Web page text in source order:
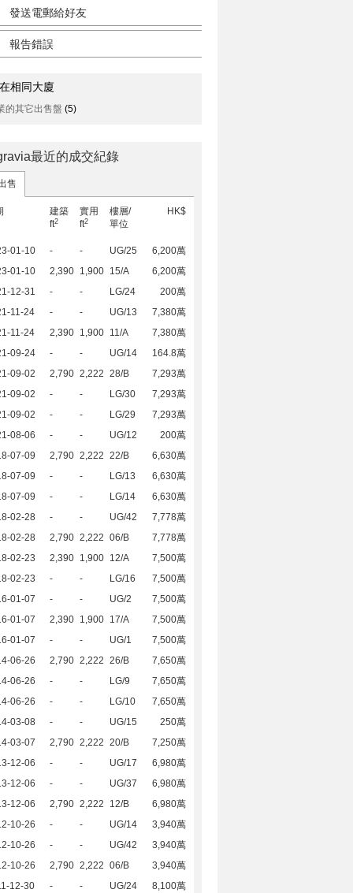
發送電郵給好友
報告錯誤
相同大廈
的其它出售盤 (5)
最近的成交紀錄
售
建築
ft2
實用
ft2
樓層/
單位
HK$
01-10 - - UG/25
6,200萬
01-10
2,390 1,900 15/A
6,200萬
12-31
- - LG/24
200萬
11-24
- - UG/13
7,380萬
11-24
2,390 1,900 11/A
7,380萬
09-24
- - UG/14
164.8萬
09-02
2,790 2,222 28/B
7,293萬
09-02
- - LG/30
7,293萬
09-02
- - LG/29
7,293萬
08-06
- - UG/12
200萬
07-09
2,790 2,222 22/B
6,630萬
07-09
- - LG/13
6,630萬
07-09
- - LG/14
6,630萬
02-28
- - UG/42
7,778萬
02-28
2,790 2,222 06/B
7,778萬
02-23
2,390 1,900 12/A
7,500萬
02-23
- - LG/16
7,500萬
01-07
- - UG/2
7,500萬
01-07
2,390 1,900 17/A
7,500萬
01-07
- - UG/1
7,500萬
06-26
2,790 2,222 26/B
7,650萬
06-26
- - LG/9
7,650萬
06-26
- - LG/10
7,650萬
03-08
- - UG/15
250萬
03-07
2,790 2,222 20/B
7,250萬
12-06
- - UG/17
6,980萬
12-06
- - UG/37
6,980萬
12-06
2,790 2,222 12/B
6,980萬
10-26
- - UG/14
3,940萬
10-26
- - UG/42
3,940萬
10-26
2,790 2,222 06/B
3,940萬
12-30
- - UG/24
8,100萬